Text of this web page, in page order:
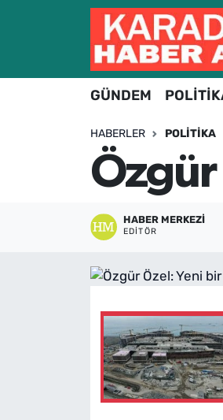
GÜNDEM
HABERLER POLITIKA
Özgür
HABER MERKEZI
EDITÖR
Hava Durumu
Trafik Durumu
Süper Lig Puan Durumu ve
Tüm Manşetler
Son Dakika Haberleri